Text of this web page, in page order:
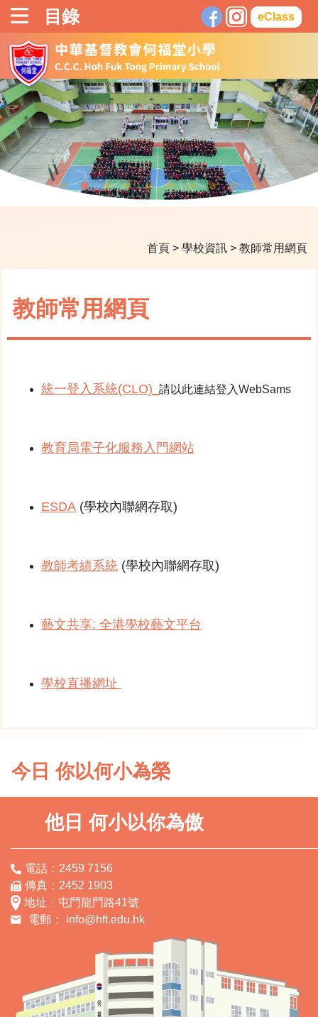
目錄 eClass
首頁 > 學校資訊 > 教師常用網頁
教師常用網頁
統一登入系統(CLO) 請以此連結登入WebSams
教育局電子化服務入門網站
ESDA (學校內聯網存取)
教師考績系統 (學校內聯網存取)
藝文共享: 全港學校藝文平台
學校直播網址
今日 你以何小為榮
他日 何小以你為傲
電話：2459 7156
傳真：2452 1903
地址：屯門龍門路41號
電郵：
info@hft.edu.hk